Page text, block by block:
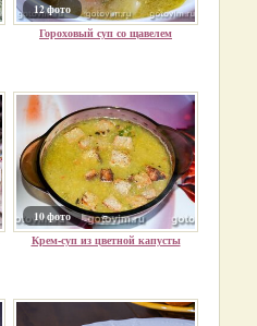
12 фото
Гороховый суп со щавелем
10 фото
Крем-суп из цветной капусты